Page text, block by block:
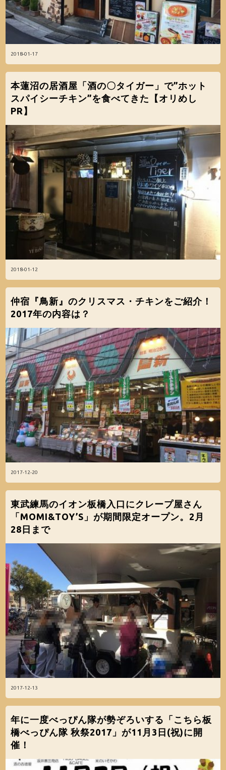
2018-01-17
2018-01-12
本蓮沼の居酒屋「酒の〇タイガー」で”ホット
スパイシーチキン”を食べてきた【オリめし
PR】
2017-12-20
仲宿『鳥新』のクリスマス・チキンをご紹介！
2017年の内容は？
2017-12-13
東武練馬のイオン板橋入口にクレープ屋さん
「MOMI&TOY’S」が期間限定オープン。2月
28日まで
年に一度べっぴん隊が勢ぞろいする「こちら板
橋べっぴん隊 秋祭2017」が11月3日(祝)に開
催！